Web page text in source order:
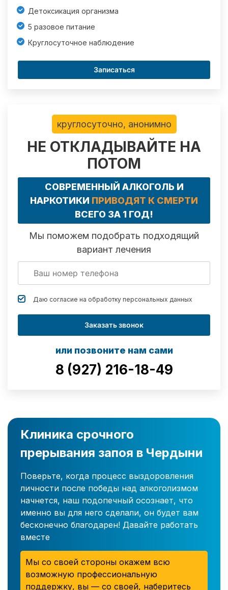
Детоксикация организма
5 разовое питание
Круглосуточное наблюдение
Записаться
круглосуточно, анонимно
НЕ ОТКЛАДЫВАЙТЕ НА
ПОТОМ
СОВРЕМЕННЫЙ АЛКОГОЛЬ И
НАРКОТИКИ ПРИВОДЯТ К СМЕРТИ
ВСЕГО ЗА 1 ГОД!
Мы поможем подобрать подходящий
вариант лечения
Даю согласие на обработку персональных данных
Заказать звонок
или позвоните нам сами
8 (927) 216-18-49
Клиника срочного
прерывания запоя в Чердыни
Поверьте, когда процесс выздоровления
личности после победы над алкоголизмом
начнется, наш подопечный осознает, что
именно вы для него сделали, он будет вам
бесконечно благодарен! Давайте работать
вместе
Мы со своей стороны окажем всю
возможную профессиональную
поддержку, вы — со своей, наберитесь